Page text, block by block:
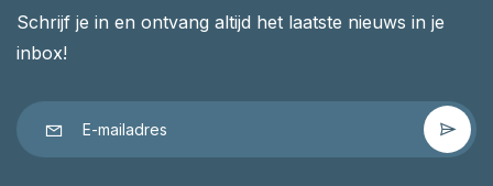
Schrijf je in en ontvang altijd het laatste nieuws in je
inbox!